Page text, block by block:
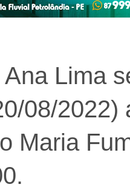
Lima
08/2022)
Maria